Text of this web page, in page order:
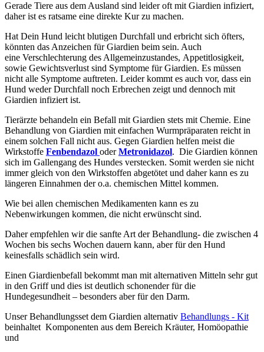
Gerade Tiere aus dem Ausland sind leider oft mit Giardien infiziert,
daher ist es ratsame eine direkte Kur zu machen.
Hat Dein Hund leicht blutigen Durchfall und erbricht sich öfters,
könnten das Anzeichen für Giardien beim sein. Auch
eine Verschlechterung des Allgemeinzustandes, Appetitlosigkeit,
sowie Gewichtsverlust sind Symptome für Giardien. Es müssen
nicht alle Symptome auftreten. Leider kommt es auch vor, dass ein
Hund weder Durchfall noch Erbrechen zeigt und dennoch mit
Giardien infiziert ist.
Tierärzte behandeln ein Befall mit Giardien stets mit Chemie. Eine
Behandlung von Giardien mit einfachen Wurmpräparaten reicht in
einem solchen Fall nicht aus. Gegen Giardien helfen meist die
Wirkstoffe Fenbendazol oder Metronidazol. Die Giardien können
sich im Gallengang des Hundes verstecken. Somit werden sie nicht
immer gleich von den Wirkstoffen abgetötet und daher kann es zu
längeren Einnahmen der o.a. chemischen Mittel kommen.
Wie bei allen chemischen Medikamenten kann es zu
Nebenwirkungen kommen, die nicht erwünscht sind.
Daher empfehlen wir die sanfte Art der Behandlung- die zwischen 4
Wochen bis sechs Wochen dauern kann, aber für den Hund
keinesfalls schädlich sein wird.
Einen Giardienbefall bekommt man mit alternativen Mitteln sehr gut
in den Griff und dies ist deutlich schonender für die
Hundegesundheit – besonders aber für den Darm.
Unser Behandlungsset dem Giardien alternativ Behandlungs - Kit
beinhaltet Komponenten aus dem Bereich Kräuter, Homöopathie
und